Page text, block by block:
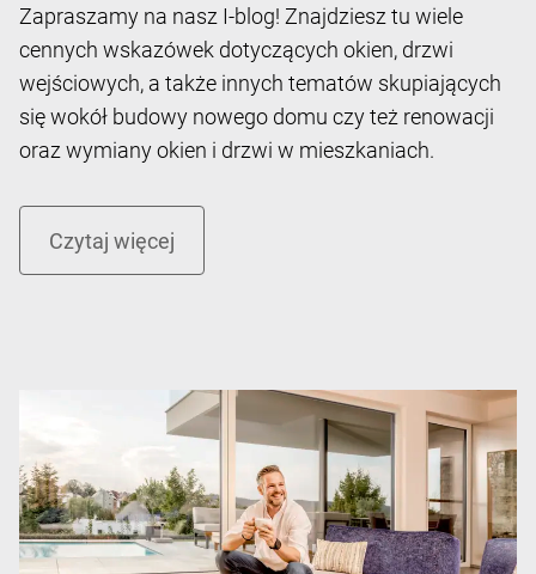
Zapraszamy na nasz I-blog! Znajdziesz tu wiele
cennych wskazówek dotyczących okien, drzwi
wejściowych, a także innych tematów skupiających
się wokół budowy nowego domu czy też renowacji
oraz wymiany okien i drzwi w mieszkaniach.